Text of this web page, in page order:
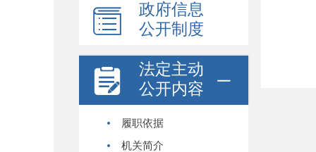
政府信息
公开制度
法定主动
公开内容
履职依据
机关简介